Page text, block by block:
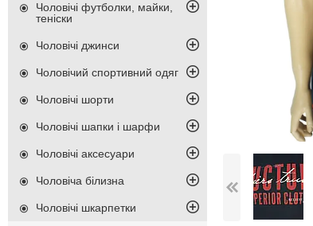
Чоловічі футболки, майки,
теніски
Чоловічі джинси
Чоловічий спортивний одяг
Чоловічі шорти
Чоловічі шапки і шарфи
Чоловічі аксесуари
Чоловіча білизна
Чоловічі шкарпетки